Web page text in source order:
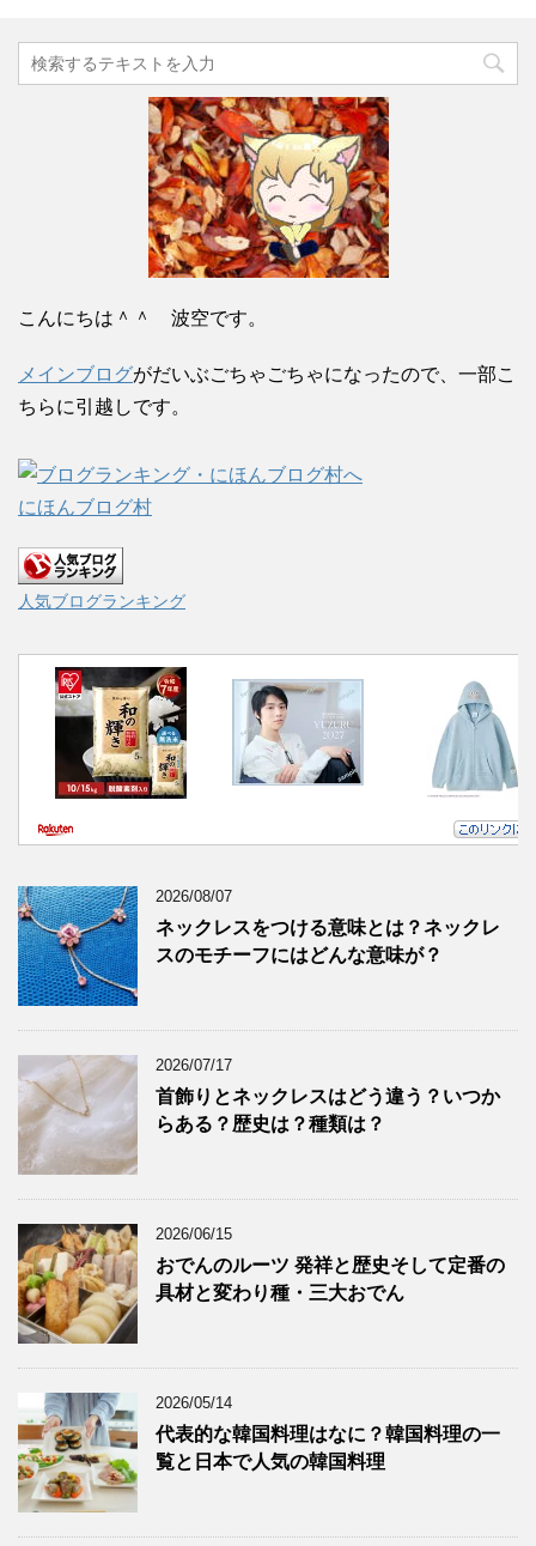
こんにちは＾＾ 波空です。
メインブログがだいぶごちゃごちゃになったので、一部こ
ちらに引越しです。
にほんブログ村
人気ブログランキング
2026/08/07
ネックレスをつける意味とは？ネックレ
スのモチーフにはどんな意味が？
2026/07/17
首飾りとネックレスはどう違う？いつか
らある？歴史は？種類は？
2026/06/15
おでんのルーツ 発祥と歴史そして定番の
具材と変わり種・三大おでん
2026/05/14
代表的な韓国料理はなに？韓国料理の一
覧と日本で人気の韓国料理